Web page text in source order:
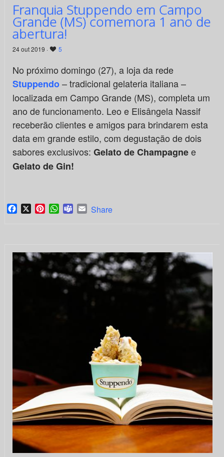
Franquia Stuppendo em Campo
Grande (MS) comemora 1 ano de
abertura!
24 out 2019 · 5
No próximo domingo (27), a loja da rede
Stuppendo– tradicional gelateria italiana –
localizada em Campo Grande (MS), completa um
ano de funcionamento. Leo e Elisângela Nassif
receberão clientes e amigos para brindarem esta
data em grande estilo, com degustação de dois
sabores exclusivos: Gelato de Champagnee
Gelato de Gin!
Facebook
X PinterestWhatsApp
TeamsEmail
Share